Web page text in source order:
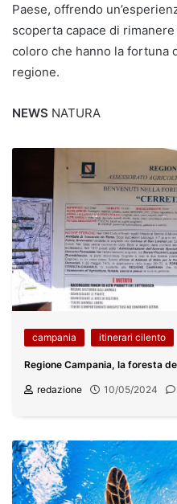
Paese, offrendo
scoperta capace di
coloro che hanno la fortuna
regione.
NEWS NATURA
campania itinerari cilento
Regione Campania, la foresta
redazione 10/05/2024